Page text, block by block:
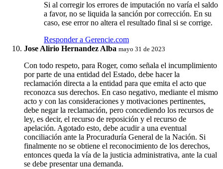
Si al corregir los errores de imputación no varía el saldo
a favor, no se liquida la sanción por corrección. En su
caso, ese error no altera el resultado final si se corrige.
Responder a Gerencie.com
Jose Alirio Hernandez Alba mayo 31 de 2023
Con todo respeto, para Roger, como señala el incumplimiento
por parte de una entidad del Estado, debe hacer la
reclamación directa a la entidad para que emita el acto que
reconozca sus derechos. En caso negativo, mediante el mismo
acto y con las consideraciones y motivaciones pertinentes,
debe negar la reclamación, pero concediendo los recursos de
ley, es decir, el recurso de reposición y el recurso de
apelación. Agotado esto, debe acudir a una eventual
conciliación ante la Procuraduría General de la Nación. Si
finalmente no se obtiene el reconocimiento de los derechos,
entonces queda la vía de la justicia administrativa, ante la cual
se debe presentar una demanda.